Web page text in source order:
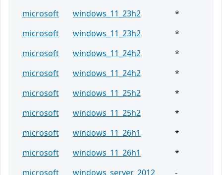
microsoft
windows_11_23h2
*
microsoft
windows_11_23h2
*
microsoft
windows_11_24h2
*
microsoft
windows_11_24h2
*
microsoft
windows_11_25h2
*
microsoft
windows_11_25h2
*
microsoft
windows_11_26h1
*
microsoft
windows_11_26h1
*
microsoft
windows_server_2012
-